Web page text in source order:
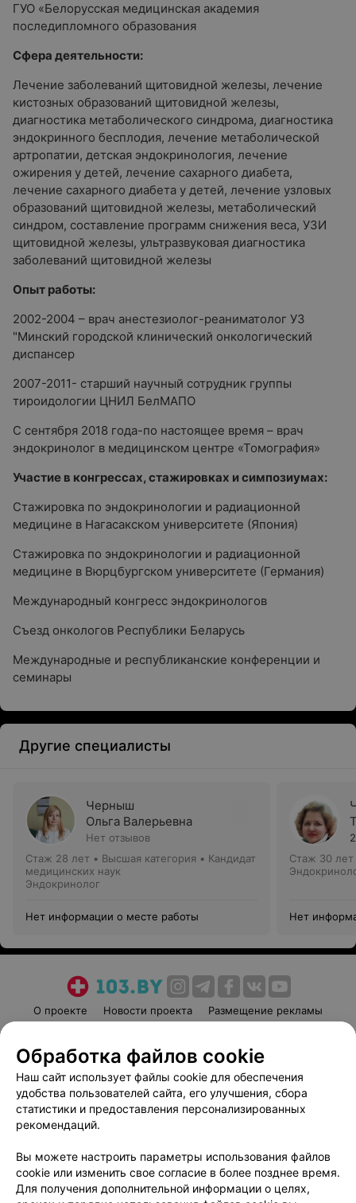
ГУО «Белорусская медицинская академия
последипломного образования
Сфера деятельности:
Лечение заболеваний щитовидной железы, лечение
кистозных образований щитовидной железы,
диагностика метаболического синдрома, диагностика
эндокринного бесплодия, лечение метаболической
артропатии, детская эндокринология, лечение
ожирения у детей, лечение сахарного диабета,
лечение сахарного диабета у детей, лечение узловых
образований щитовидной железы, метаболический
синдром, составление программ снижения веса, УЗИ
щитовидной железы, ультразвуковая диагностика
заболеваний щитовидной железы
Опыт работы:
2002-2004 – врач анестезиолог-реаниматолог УЗ
"Минский городской клинический онкологический
диспансер
2007-2011- старший научный сотрудник группы
тироидологии ЦНИЛ БелМАПО
С сентября 2018 года-по настоящее время – врач
эндокринолог в медицинском центре «Томография»
Участие в конгрессах, стажировках и симпозиумах:
Стажировка по эндокринологии и радиационной
медицине в Нагасакском университете (Япония)
Стажировка по эндокринологии и радиационной
медицине в Вюрцбургском университете (Германия)
Международный конгресс эндокринологов
Съезд онкологов Республики Беларусь
Международные и республиканские конференции и
семинары
Другие специалисты
Черныш
Ольга Валерьевна
Нет отзывов
Стаж 28 лет • Высшая категория • Кандидат
медицинских наук
Эндокринолог
Нет информации о месте работы
Стаж 30 лет
Нет
О проекте Новости проекта
Размещение рекламы
Пользовательское соглашение
Способы оплаты
Вакансии
Партнеры
Написать руководителю 103.by
Обработка персональных данных
Обработка файлов cookie
Наш сайт использует файлы cookie для обеспечения
удобства пользователей сайта, его улучшения, сбора
статистики и предоставления персонализированных
рекомендаций.
Вы можете настроить параметры использования файлов
cookie или изменить свое согласие в более позднее время.
Для получения дополнительной информации о целях,